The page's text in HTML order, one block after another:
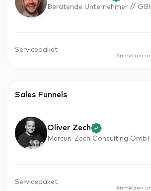
Beratende Unternehmer //
Servicepaket
Anmelden
Sales Funnels
Oliver Zech
Mercuri-Zech Consulting
Servicepaket
Anmelden